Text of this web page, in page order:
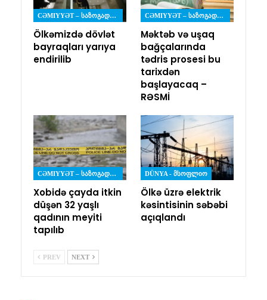
CƏMIYYƏT – ᲡᲐᲖᲝᲒᲐᲓᲝᲔᲑᲐ
Ölkəmizdə dövlət
bayraqları yarıya
endirilib
CƏMIYYƏT – ᲡᲐᲖᲝᲒᲐᲓᲝᲔᲑᲐ
Məktəb və uşaq
bağçalarında
tədris prosesi bu
tarixdən
başlayacaq –
RƏSMİ
CƏMIYYƏT – ᲡᲐᲖᲝᲒᲐᲓᲝᲔᲑᲐ
Xobidə çayda itkin
düşən 32 yaşlı
qadının meyiti
tapılıb
DÜNYA - ᲛᲡᲝᲤᲚᲘᲝ
Ölkə üzrə elektrik
kəsintisinin səbəbi
açıqlandı
PREV NEXT